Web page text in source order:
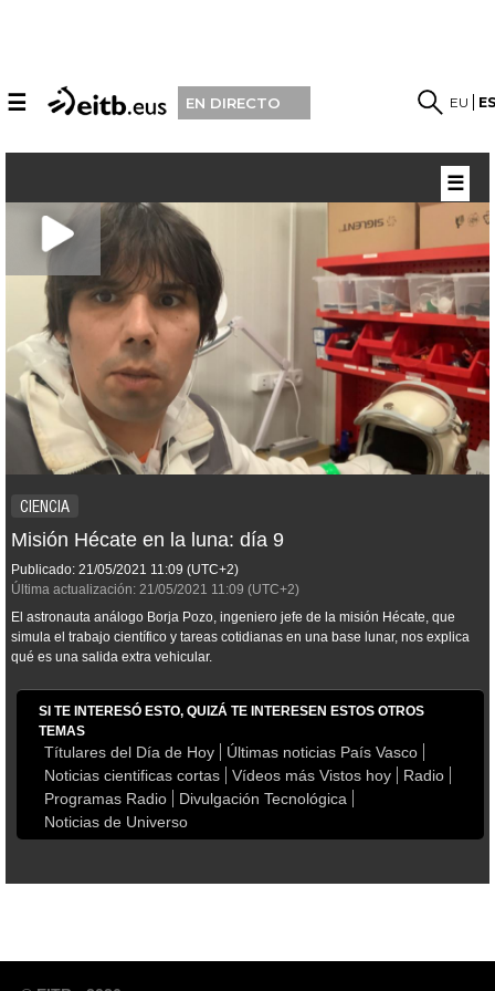
☰ EN DIRECTO EU
CIENCIA
Misión Hécate en la luna: día 9
Publicado: 21/05/2021 11:09 (UTC+2)
Última actualización: 21/05/2021 11:09 (UTC+2)
El astronauta análogo Borja Pozo, ingeniero jefe de la misión Hécate, que
simula el trabajo científico y tareas cotidianas en una base lunar, nos explica
qué es una salida extra vehicular.
SI TE INTERESÓ ESTO, QUIZÁ TE INTERESEN ESTOS OTROS
TEMAS
Títulares del Día de Hoy
Últimas noticias País Vasco
Noticias cientificas cortas
Vídeos más Vistos hoy
Radio
Programas Radio
Divulgación Tecnológica
Noticias de Universo
☰